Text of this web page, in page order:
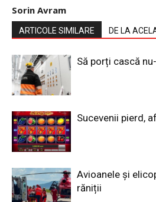
Sorin Avram
ARTICOLE SIMILARE DE LA
Să porți cască
Sucevenii pierd,
Avioanele și
răniții